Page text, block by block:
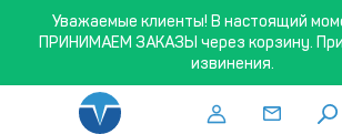
Уважаемые клиенты! В настоящий
ПРИНИМАЕМ ЗАКАЗЫ через корзину.
извинения.